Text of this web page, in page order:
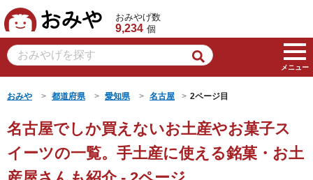
おみや
おみやげ数
9,234 個
メニュー
おみや 都道府県 愛知県 名古屋 2ページ目
名古屋でしか買えないお土産やお菓子ス
イーツの一覧。手土産に使える銘菓・お土